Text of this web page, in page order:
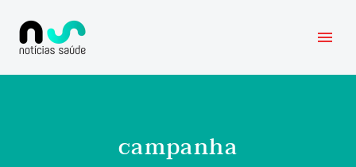
campanha